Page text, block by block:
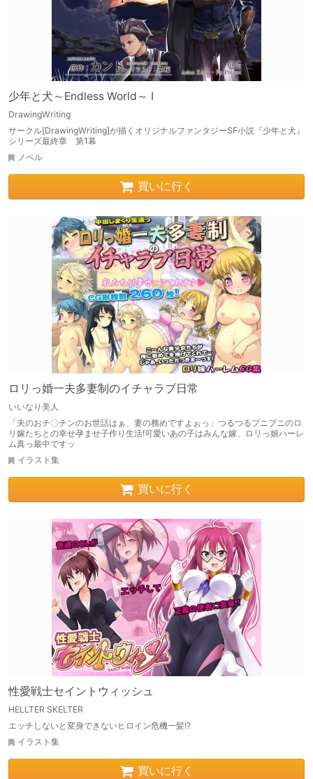
少年と犬～Endless World～ I
DrawingWriting
サークル[DrawingWriting]が描くオリジナルファンタジーSF小説『少年と犬』
シリーズ最終章 第1幕
ノベル
買いに行く
ロリっ婚一夫多妻制のイチャラブ日常
いいなり美人
「夫のおチ〇チンのお世話はぁ、妻の務めですよぉっ」つるつるプニプニのロ
リ嫁たちとの幸せ孕ませ子作り生活!可愛いあの子はみんな嫁、ロリっ娘ハーレ
ム真っ最中ですッ
イラスト集
買いに行く
性愛戦士セイントウィッシュ
HELLTER SKELTER
エッチしないと変身できないヒロイン危機一髪!?
イラスト集
買いに行く